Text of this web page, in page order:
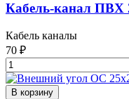
Кабель-канал ПВХ
Кабель каналы
70 ₽
В корзину